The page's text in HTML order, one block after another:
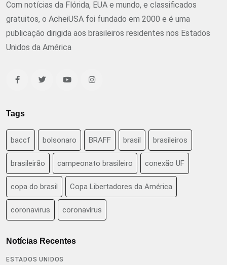
Com notícias da Flórida, EUA e mundo, e classificados
gratuitos, o AcheiUSA foi fundado em 2000 e é uma
publicação dirigida aos brasileiros residentes nos Estados
Unidos da América
Tags
baccf bolsonaro BRAFF brasil brasileiros
brasileirão campeonato brasileiro conexão UF
copa do brasil Copa Libertadores da América
coronavirus coronavírus
Notícias Recentes
ESTADOS UNIDOS